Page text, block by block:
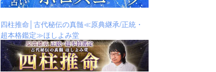
四柱推命│古代秘伝の真髄≪原典継承/正統・
超本格鑑定≫ほしよみ堂